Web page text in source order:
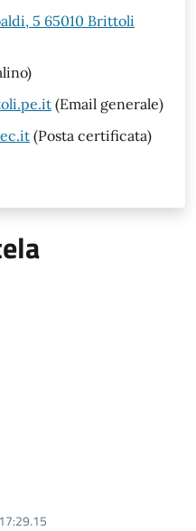
5 65010 Brittoli
(Email generale)
(Posta certificata)